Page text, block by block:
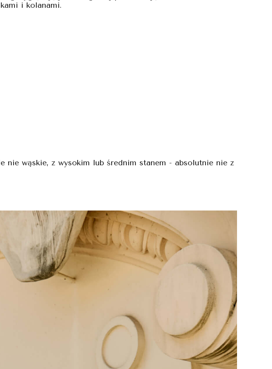
i kolanami.
nie wąskie, z wysokim lub średnim stanem - absolutnie nie z